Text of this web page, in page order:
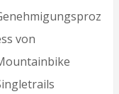
von